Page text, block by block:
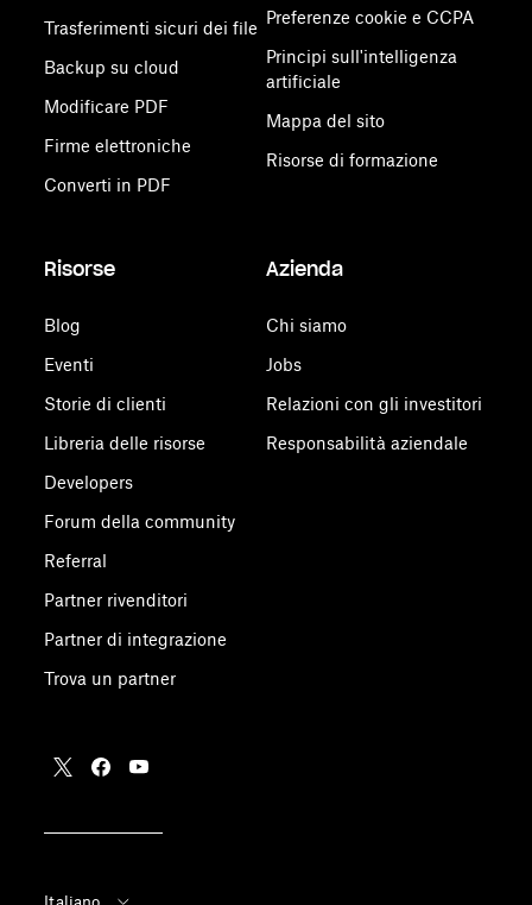
Trasferimenti sicuri dei file
Backup su cloud
Modificare PDF
Firme elettroniche
Converti in PDF
Preferenze cookie e CCPA
Principi sull'intelligenza
artificiale
Mappa del sito
Risorse di formazione
Risorse
Blog
Eventi
Storie di clienti
Libreria delle risorse
Developers
Forum della community
Referral
Partner rivenditori
Partner di integrazione
Trova un partner
Azienda
Chi siamo
Jobs
Relazioni con gli investitori
Responsabilità aziendale